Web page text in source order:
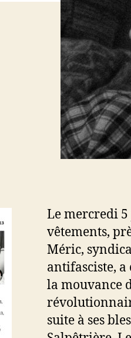
Le mercredi 5
vêtements,
Méric,
antifasciste,
la mouvance
suite à ses